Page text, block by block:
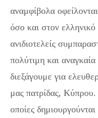
αναμφίβολα
όσο και στον
ανιδιοτελείς
πολύτιμη και
διεξάγουμε για
μας πατρίδας, Κύπρου.
οποίες